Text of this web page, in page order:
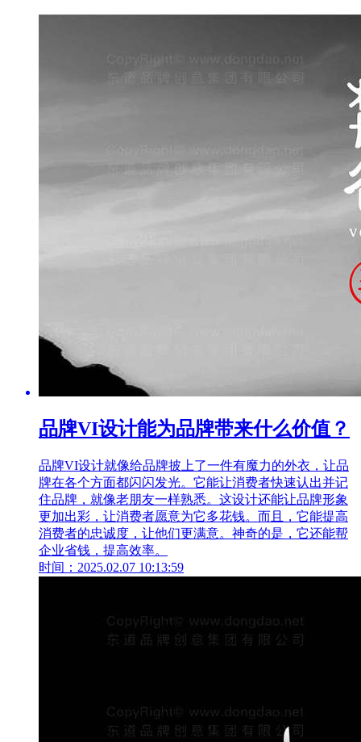
品牌VI设计能为品牌带来什么价值？
品牌VI设计就像给品牌披上了一件有魔力的外衣，让品
牌在各个方面都闪闪发光。它能让消费者快速认出并记
住品牌，就像老朋友一样熟悉。这设计还能让品牌形象
更加出彩，让消费者愿意为它多花钱。而且，它能提高
消费者的忠诚度，让他们更满意。神奇的是，它还能帮
企业省钱，提高效率。
时间：2025.02.07 10:13:59